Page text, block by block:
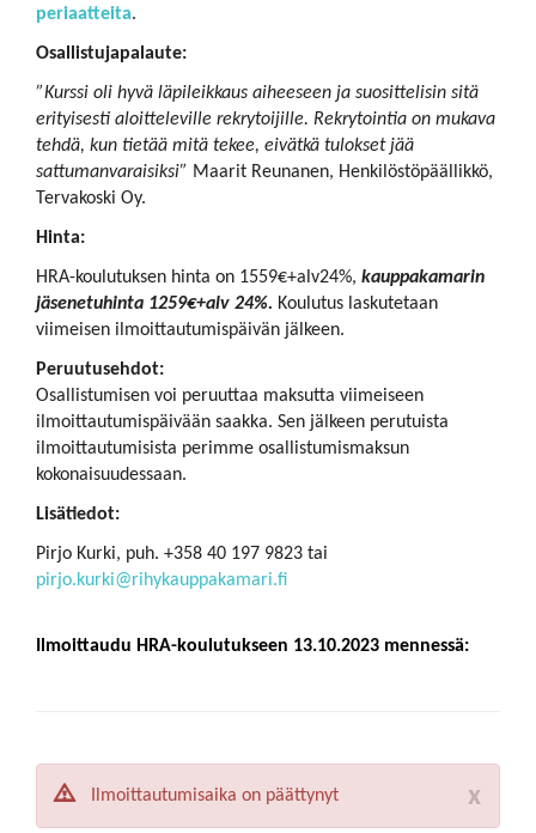
periaatteita.
Osallistujapalaute:
”Kurssi oli hyvä läpileikkaus aiheeseen ja suosittelisin sitä
erityisesti aloitteleville rekrytoijille. Rekrytointia on mukava
tehdä, kun tietää mitä tekee, eivätkä tulokset jää
sattumanvaraisiksi” Maarit Reunanen, Henkilöstöpäällikkö,
Tervakoski Oy.
Hinta:
HRA-koulutuksen hinta on 1559€+alv24%, kauppakamarin
jäsenetuhinta 1259€+alv 24%. Koulutus laskutetaan
viimeisen ilmoittautumispäivän jälkeen.
Peruutusehdot:
Osallistumisen voi peruuttaa maksutta viimeiseen
ilmoittautumispäivään saakka. Sen jälkeen perutuista
ilmoittautumisista perimme osallistumismaksun
kokonaisuudessaan.
Lisätiedot:
Pirjo Kurki, puh. +358 40 197 9823 tai
pirjo.kurki@rihykauppakamari.fi
Ilmoittaudu HRA-koulutukseen 13.10.2023 mennessä:
x
Ilmoittautumisaika on päättynyt